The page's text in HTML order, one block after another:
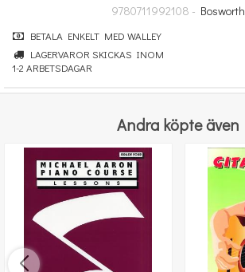
9780711992108 - Bosworth
BETALA ENKELT MED WALLEY
LAGERVAROR SKICKAS INOM
1-2 ARBETSDAGAR
Andra köpte även